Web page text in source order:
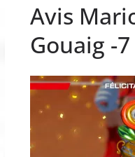
Avis
Gouaig -7